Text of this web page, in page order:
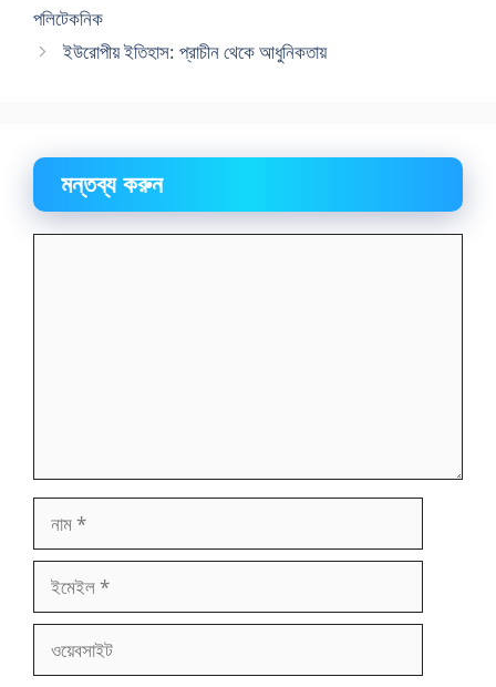
পলিটেকনিক
ইউরোপীয় ইতিহাস: প্রাচীন থেকে আধুনিকতায়
মন্তব্য করুন
ইমেইল